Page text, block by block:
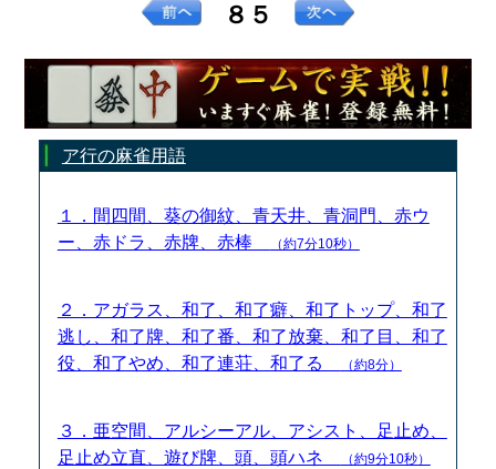
８５
ア行の麻雀用語
１．間四間、葵の御紋、青天井、青洞門、赤ウ
ー、赤ドラ、赤牌、赤棒
（約7分10秒）
２．アガラス、和了、和了癖、和了トップ、和了
逃し、和了牌、和了番、和了放棄、和了目、和了
役、和了やめ、和了連荘、和了る
（約8分）
３．亜空間、アルシーアル、アシスト、足止め、
足止め立直、遊び牌、頭、頭ハネ
（約9分10秒）